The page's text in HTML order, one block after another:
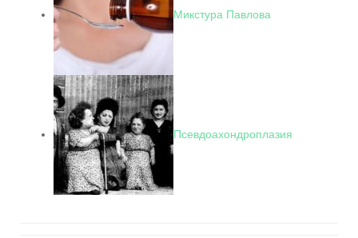
Микстура Павлова
Псевдоахондроплазия